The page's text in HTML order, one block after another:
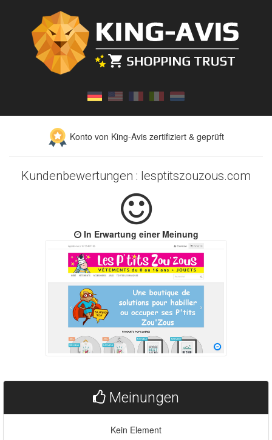
Konto von King-Avis zertifiziert & geprüft
Kundenbewertungen : lesptitszouzous.com
In Erwartung einer Meinung
Meinungen
Kein Element